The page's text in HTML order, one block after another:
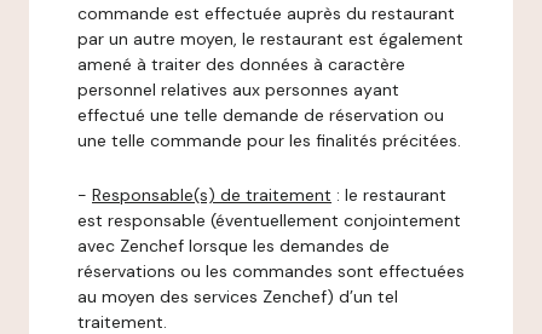
commande est effectuée auprès du restaurant
par un autre moyen, le restaurant est également
amené à traiter des données à caractère
personnel relatives aux personnes ayant
effectué une telle demande de réservation ou
une telle commande pour les finalités précitées.
- Responsable(s) de traitement : le restaurant
est responsable (éventuellement conjointement
avec Zenchef lorsque les demandes de
réservations ou les commandes sont effectuées
au moyen des services Zenchef) d’un tel
traitement.